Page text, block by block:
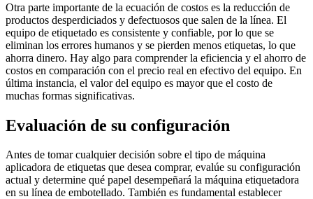
Otra parte importante de la ecuación de costos es la reducción de
productos desperdiciados y defectuosos que salen de la línea. El
equipo de etiquetado es consistente y confiable, por lo que se
eliminan los errores humanos y se pierden menos etiquetas, lo que
ahorra dinero. Hay algo para comprender la eficiencia y el ahorro de
costos en comparación con el precio real en efectivo del equipo. En
última instancia, el valor del equipo es mayor que el costo de
muchas formas significativas.
Evaluación de su configuración
Antes de tomar cualquier decisión sobre el tipo de máquina
aplicadora de etiquetas que desea comprar, evalúe su configuración
actual y determine qué papel desempeñará la máquina etiquetadora
en su línea de embotellado. También es fundamental establecer